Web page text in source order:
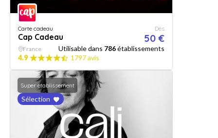
Carte cadeau
Cap Cadeau
Dès
50 €
France Utilisable dans 786établissements
4.9
1797 avis
Super établissement
Sélection